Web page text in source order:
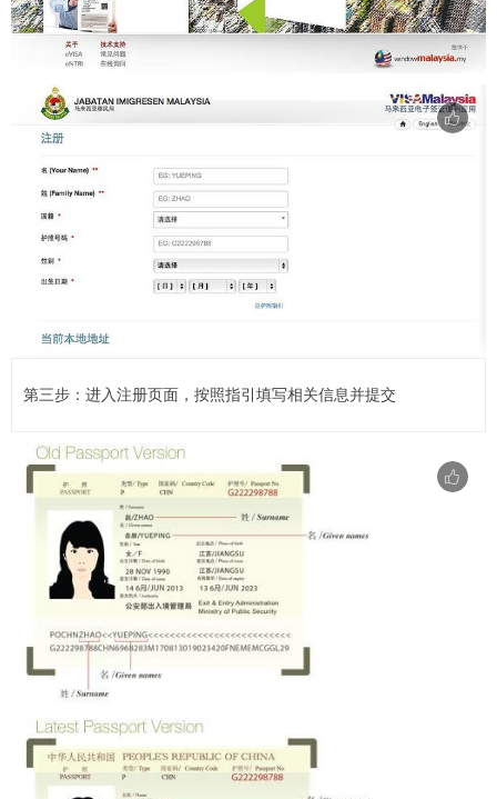
第三步：进入注册页面，按照指引填写相关信息并提交